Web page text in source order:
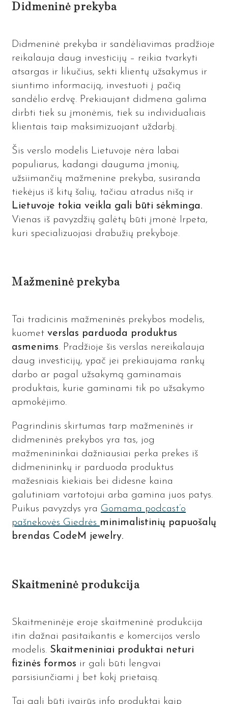
Didmeninė prekyba
Didmeninė prekyba ir sandėliavimas pradžioje
reikalauja daug investicijų – reikia tvarkyti
atsargas ir likučius, sekti klientų užsakymus ir
siuntimo informaciją, investuoti į pačią
sandėlio erdvę. Prekiaujant didmena galima
dirbti tiek su įmonėmis, tiek su individualiais
klientais taip maksimizuojant uždarbį.
Šis verslo modelis Lietuvoje nėra labai
populiarus, kadangi dauguma įmonių,
užsiimančių mažmenine prekyba, susiranda
tiekėjus iš kitų šalių, tačiau atradus nišą ir
Lietuvoje tokia veikla gali būti sėkminga.
Vienas iš pavyzdžių galėtų būti įmonė Irpeta,
kuri specializuojasi drabužių prekyboje.
Mažmeninė prekyba
Tai tradicinis mažmeninės prekybos modelis,
kuomet verslas parduoda produktus
asmenims. Pradžioje šis verslas nereikalauja
daug investicijų, ypač jei prekiaujama rankų
darbo ar pagal užsakymą gaminamais
produktais, kurie gaminami tik po užsakymo
apmokėjimo.
Pagrindinis skirtumas tarp mažmeninės ir
didmeninės prekybos yra tas, jog
mažmenininkai dažniausiai perka prekes iš
didmenininkų ir parduoda produktus
mažesniais kiekiais bei didesne kaina
galutiniam vartotojui arba gamina juos patys.
Puikus pavyzdys yra Gomama podcast’o
pašnekovės Giedrės minimalistinių papuošalų
brendas CodeM jewelry.
Skaitmeninė produkcija
Skaitmeninėje eroje skaitmeninė produkcija
itin dažnai pasitaikantis e komercijos verslo
modelis. Skaitmeniniai produktai neturi
fizinės formos ir gali būti lengvai
parsisiunčiami į bet kokį prietaisą.
Tai gali būti įvairūs info produktai kaip